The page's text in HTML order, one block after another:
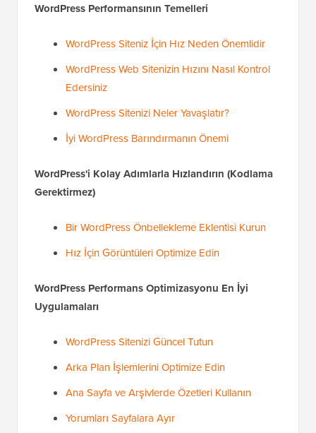
WordPress Performansının Temelleri
WordPress Siteniz İçin Hız Neden Önemlidir
WordPress Web Sitenizin Hızını Nasıl Kontrol
Edersiniz
WordPress Sitenizi Neler Yavaşlatır?
İyi WordPress Barındırmanın Önemi
WordPress'i Kolay Adımlarla Hızlandırın (Kodlama
Gerektirmez)
Bir WordPress Önbellekleme Eklentisi Kurun
Hız İçin Görüntüleri Optimize Edin
WordPress Performans Optimizasyonu En İyi
Uygulamaları
WordPress Sitenizi Güncel Tutun
Arka Plan İşlemlerini Optimize Edin
Ana Sayfa ve Arşivlerde Özetleri Kullanın
Yorumları Sayfalara Ayır